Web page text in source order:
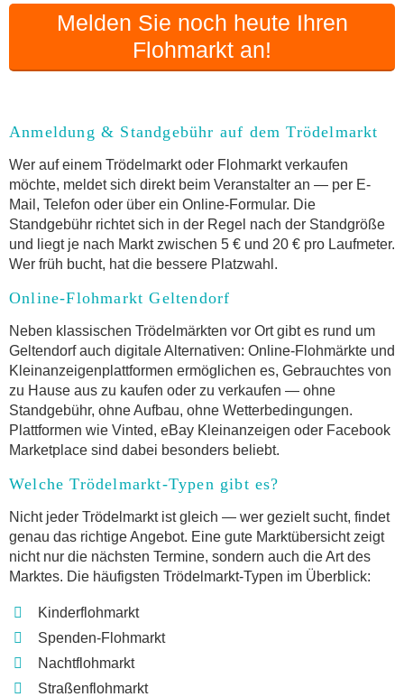
Flohmarkt-Termin melden
Melden Sie noch heute Ihren
Flohmarkt an!
Anmeldung & Standgebühr auf dem Trödelmarkt
Wer auf einem Trödelmarkt oder Flohmarkt verkaufen
möchte, meldet sich direkt beim Veranstalter an — per E-
Mail, Telefon oder über ein Online-Formular. Die
Standgebühr richtet sich in der Regel nach der Standgröße
und liegt je nach Markt zwischen 5 € und 20 € pro Laufmeter.
Wer früh bucht, hat die bessere Platzwahl.
Online-Flohmarkt Geltendorf
Neben klassischen Trödelmärkten vor Ort gibt es rund um
Geltendorf auch digitale Alternativen: Online-Flohmärkte und
Kleinanzeigenplattformen ermöglichen es, Gebrauchtes von
zu Hause aus zu kaufen oder zu verkaufen — ohne
Standgebühr, ohne Aufbau, ohne Wetterbedingungen.
Plattformen wie Vinted, eBay Kleinanzeigen oder Facebook
Marketplace sind dabei besonders beliebt.
Welche Trödelmarkt-Typen gibt es?
Nicht jeder Trödelmarkt ist gleich — wer gezielt sucht, findet
genau das richtige Angebot. Eine gute Marktübersicht zeigt
nicht nur die nächsten Termine, sondern auch die Art des
Marktes. Die häufigsten Trödelmarkt-Typen im Überblick:
Kinderflohmarkt
Spenden-Flohmarkt
Nachtflohmarkt
Straßenflohmarkt